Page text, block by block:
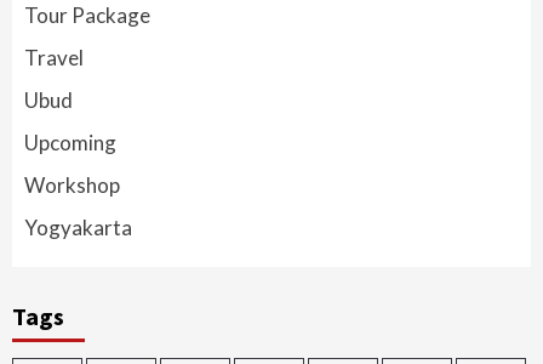
Tour Package
Travel
Ubud
Upcoming
Workshop
Yogyakarta
Tags